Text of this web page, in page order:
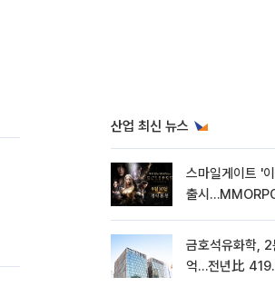
산업 최신 뉴스
스마일게이트 '
출시
금호석유화학,
억…전년比